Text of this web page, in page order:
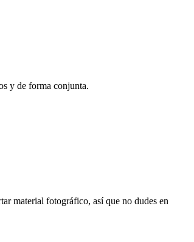
y de forma conjunta.
material fotográfico, así que no dudes en